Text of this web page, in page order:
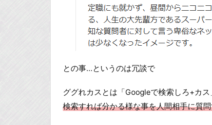
との事…というのは冗談で
ググれカスとは「Googleで検索しろ+カ
検索すれば分かる様な事を人間相手に質